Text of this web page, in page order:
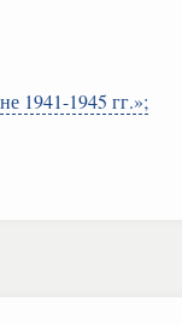
1941-1945 гг.»;